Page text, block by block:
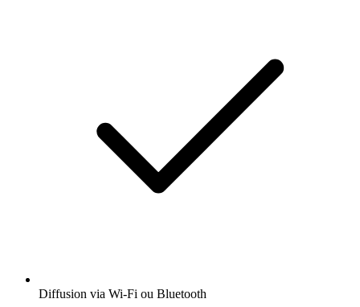
Diffusion via Wi-Fi ou Bluetooth